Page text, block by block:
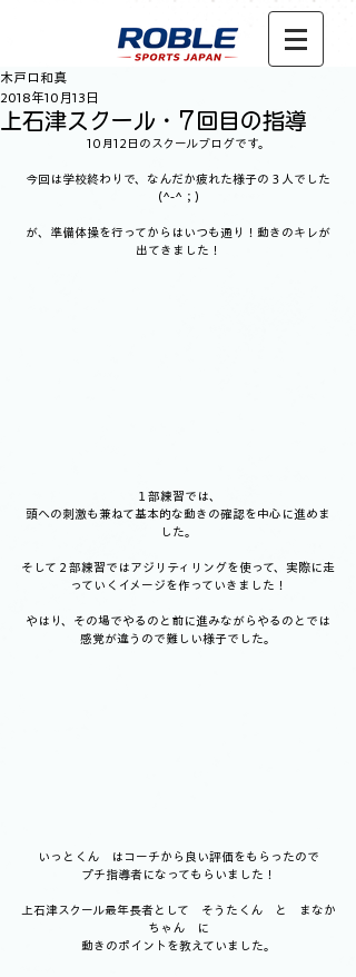
上石津スクール・7回目の指導
木戸口和真
2018年10月13日
10月12日のスクールブログです。
今回は学校終わりで、なんだか疲れた様子の３人でした
(^-^；)
が、準備体操を行ってからはいつも通り！動きのキレが
出てきました！
１部練習では、
頭への刺激も兼ねて基本的な動きの確認を中心に進めま
した。
そして２部練習ではアジリティリングを使って、実際に走
っていくイメージを作っていきました！
やはり、その場でやるのと前に進みながらやるのとでは
感覚が違うので難しい様子でした。
いっとくん　はコーチから良い評価をもらったので
プチ指導者になってもらいました！
上石津スクール最年長者として　そうたくん　と　まなか
ちゃん　に
動きのポイントを教えていました。